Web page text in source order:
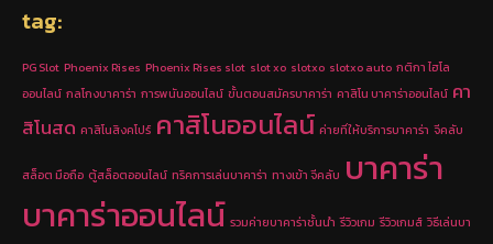
tag:
PG Slot Phoenix Rises Phoenix Rises slot slot xo slotxo slotxo auto กติกา ไฮโล
ออนไลน์ กลโกงบาคาร่า การพนันออนไลน์ ขั้นตอนสมัครบาคาร่า คาสิโน บาคาร่าออนไลน์ คา
สิโนสด คาสิโนสิงคโปร์ คาสิโนออนไลน์ ค่ายที่ให้บริการบาคาร่า จีคลับ
สล็อต มือถือ ตู้สล็อตออนไลน์ ทริคการเล่นบาคาร่า ทางเข้า จีคลับ บาคาร่า
บาคาร่าออนไลน์ รวมค่ายบาคาร่าชั้นนำ รีวิวเกม รีวิวเกมส์ วิธีเล่นบา